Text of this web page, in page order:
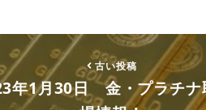
古い投稿
年1月30日 金・プラチナ